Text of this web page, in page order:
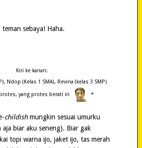
sebaya! Haha.
Kiri ke kanan:
Ndop (Kelas 1 SMA), Revina (kelas 3 SMP)
yang protes berati iri
*
childishmungkin sesuai umurku
aja biar aku seneng). Biar gak
topi warna ijo, jaket ijo, tas merah